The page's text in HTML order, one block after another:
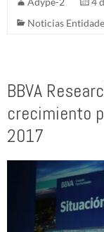
Noticias
BBVA
crecimiento
2017